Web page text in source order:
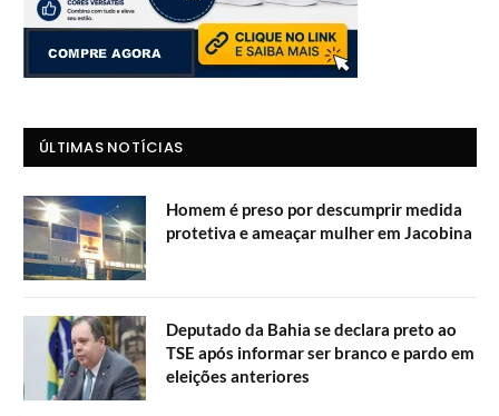
ÚLTIMAS NOTÍCIAS
Homem é preso por descumprir medida
protetiva e ameaçar mulher em Jacobina
Deputado da Bahia se declara preto ao
TSE após informar ser branco e pardo em
eleições anteriores